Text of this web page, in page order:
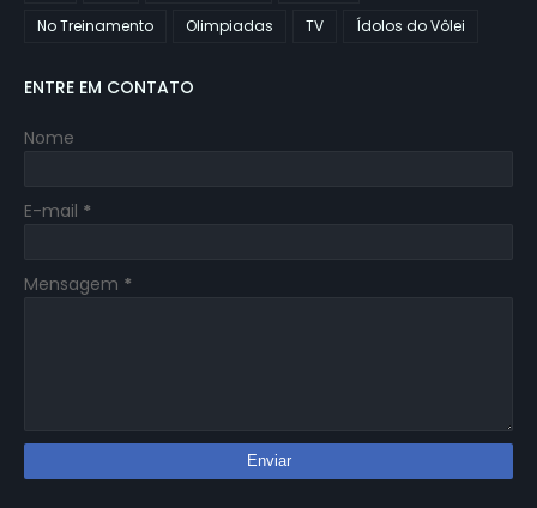
No Treinamento
Olimpiadas TV Ídolos do Vôlei
ENTRE EM CONTATO
Nome
E-mail *
Mensagem *